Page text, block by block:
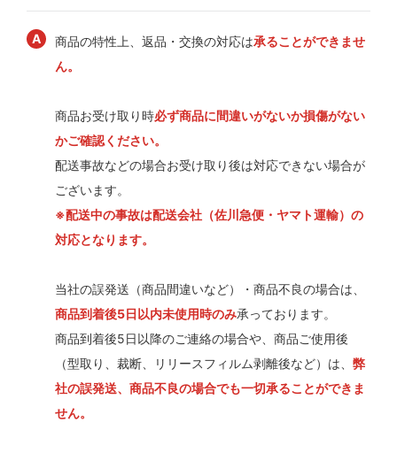
商品の特性上、返品・交換の対応は承ることができませ
ん。
商品お受け取り時必ず商品に間違いがないか損傷がない
かご確認ください。
配送事故などの場合お受け取り後は対応できない場合が
ございます。
※配送中の事故は配送会社（佐川急便・ヤマト運輸）の
対応となります。
当社の誤発送（商品間違いなど）・商品不良の場合は、
商品到着後5日以内未使用時のみ承っております。
商品到着後5日以降のご連絡の場合や、商品ご使用後
（型取り、裁断、リリースフィルム剥離後など）は、 弊
社の誤発送、商品不良の場合でも一切承ることができま
せん。